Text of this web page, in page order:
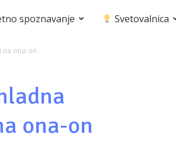
spoznavanje Svetovalnica
na ona-on
ona-on